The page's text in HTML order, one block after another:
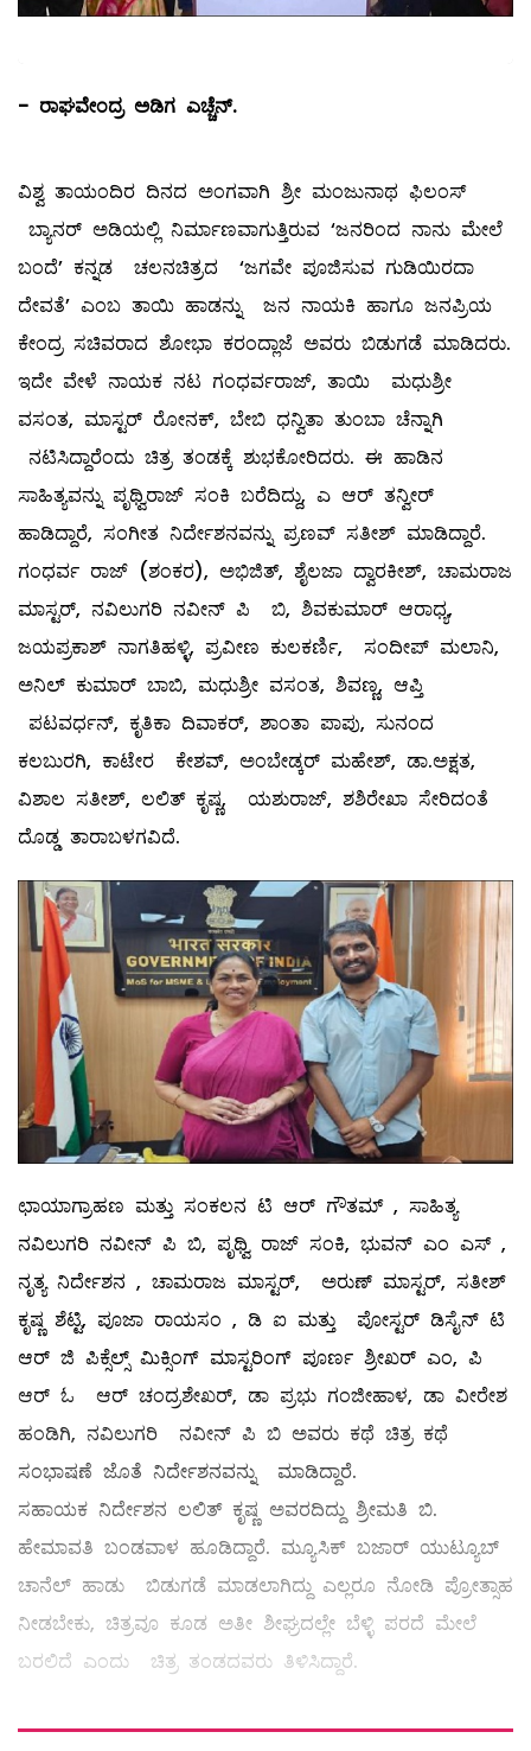
- ರಾಘವೇಂದ್ರ ಅಡಿಗ ಎಚ್ಚೆನ್.
ವಿಶ್ವ ತಾಯಂದಿರ ದಿನದ ಅಂಗವಾಗಿ ಶ್ರೀ ಮಂಜುನಾಥ ಫಿಲಂಸ್
ಬ್ಯಾನರ್ ಅಡಿಯಲ್ಲಿ ನಿರ್ಮಾಣವಾಗುತ್ತಿರುವ ‘ಜನರಿಂದ ನಾನು ಮೇಲೆ
ಬಂದೆ’ ಕನ್ನಡ ಚಲನಚಿತ್ರದ ‘ಜಗವೇ ಪೂಜಿಸುವ ಗುಡಿಯಿರದಾ
ದೇವತೆ’ ಎಂಬ ತಾಯಿ ಹಾಡನ್ನು ಜನ ನಾಯಕಿ ಹಾಗೂ ಜನಪ್ರಿಯ
ಕೇಂದ್ರ ಸಚಿವರಾದ ಶೋಭಾ ಕರಂದ್ಲಾಜೆ ಅವರು ಬಿಡುಗಡೆ ಮಾಡಿದರು.
ಇದೇ ವೇಳೆ ನಾಯಕ ನಟ ಗಂಧರ್ವರಾಜ್, ತಾಯಿ ಮಧುಶ್ರೀ
ವಸಂತ, ಮಾಸ್ಟರ್ ರೋನಕ್, ಬೇಬಿ ಧನ್ವಿತಾ ತುಂಬಾ ಚೆನ್ನಾಗಿ
ನಟಿಸಿದ್ದಾರೆಂದು ಚಿತ್ರ ತಂಡಕ್ಕೆ ಶುಭಕೋರಿದರು. ಈ ಹಾಡಿನ
ಸಾಹಿತ್ಯವನ್ನು ಪೃಥ್ವಿರಾಜ್ ಸಂಕಿ ಬರೆದಿದ್ದು, ಎ ಆರ್ ತನ್ವೀರ್
ಹಾಡಿದ್ದಾರೆ, ಸಂಗೀತ ನಿರ್ದೇಶನವನ್ನು ಪ್ರಣವ್ ಸತೀಶ್ ಮಾಡಿದ್ದಾರೆ.
ಗಂಧರ್ವ ರಾಜ್ (ಶಂಕರ), ಅಭಿಜಿತ್, ಶೈಲಜಾ ದ್ವಾರಕೀಶ್, ಚಾಮರಾಜ
ಮಾಸ್ಟರ್, ನವಿಲುಗರಿ ನವೀನ್ ಪಿ ಬಿ, ಶಿವಕುಮಾರ್ ಆರಾಧ್ಯ,
ಜಯಪ್ರಕಾಶ್ ನಾಗತಿಹಳ್ಳಿ, ಪ್ರವೀಣ ಕುಲಕರ್ಣಿ, ಸಂದೀಪ್ ಮಲಾನಿ,
ಅನಿಲ್ ಕುಮಾರ್ ಬಾಬಿ, ಮಧುಶ್ರೀ ವಸಂತ, ಶಿವಣ್ಣ, ಆಪ್ತಿ
ಪಟವರ್ಧನ್, ಕೃತಿಕಾ ದಿವಾಕರ್, ಶಾಂತಾ ಪಾಪು, ಸುನಂದ
ಕಲಬುರಗಿ, ಕಾಟೇರ ಕೇಶವ್, ಅಂಬೇಡ್ಕರ್ ಮಹೇಶ್, ಡಾ.ಅಕ್ಷತ,
ವಿಶಾಲ ಸತೀಶ್, ಲಲಿತ್ ಕೃಷ್ಣ, ಯಶುರಾಜ್, ಶಶಿರೇಖಾ ಸೇರಿದಂತೆ
ದೊಡ್ಡ ತಾರಾಬಳಗವಿದೆ.
ಛಾಯಾಗ್ರಾಹಣ ಮತ್ತು ಸಂಕಲನ ಟಿ ಆರ್ ಗೌತಮ್ , ಸಾಹಿತ್ಯ
ನವಿಲುಗರಿ ನವೀನ್ ಪಿ ಬಿ, ಪೃಥ್ವಿ ರಾಜ್ ಸಂಕಿ, ಭುವನ್ ಎಂ ಎಸ್ ,
ನೃತ್ಯ ನಿರ್ದೇಶನ , ಚಾಮರಾಜ ಮಾಸ್ಟರ್, ಅರುಣ್ ಮಾಸ್ಟರ್, ಸತೀಶ್
ಕೃಷ್ಣ ಶೆಟ್ಟಿ, ಪೂಜಾ ರಾಯಸಂ , ಡಿ ಐ ಮತ್ತು ಪೋಸ್ಟರ್ ಡಿಸೈನ್ ಟಿ
ಆರ್ ಜಿ ಪಿಕ್ಸೆಲ್ಸ್ ಮಿಕ್ಸಿಂಗ್ ಮಾಸ್ಟರಿಂಗ್ ಪೂರ್ಣ ಶ್ರೀಖರ್ ಎಂ, ಪಿ
ಆರ್ ಓ ಆರ್ ಚಂದ್ರಶೇಖರ್, ಡಾ ಪ್ರಭು ಗಂಜೀಹಾಳ, ಡಾ ವೀರೇಶ
ಹಂಡಿಗಿ, ನವಿಲುಗರಿ ನವೀನ್ ಪಿ ಬಿ ಅವರು ಕಥೆ ಚಿತ್ರ ಕಥೆ
ಸಂಭಾಷಣೆ ಜೊತೆ ನಿರ್ದೇಶನವನ್ನು ಮಾಡಿದ್ದಾರೆ.
ಸಹಾಯಕ ನಿರ್ದೇಶನ ಲಲಿತ್ ಕೃಷ್ಣ ಅವರದಿದ್ದು ಶ್ರೀಮತಿ ಬಿ.
ಹೇಮಾವತಿ ಬಂಡವಾಳ ಹೂಡಿದ್ದಾರೆ. ಮ್ಯೂಸಿಕ್ ಬಜಾರ್ ಯುಟ್ಯೂಬ್
ಚಾನೆಲ್ ಹಾಡು ಬಿಡುಗಡೆ ಮಾಡಲಾಗಿದ್ದು ಎಲ್ಲರೂ ನೋಡಿ ಪ್ರೋತ್ಸಾಹ
ನೀಡಬೇಕು, ಚಿತ್ರವೂ ಕೂಡ ಅತೀ ಶೀಘ್ರದಲ್ಲೇ ಬೆಳ್ಳಿ ಪರದೆ ಮೇಲೆ
ಬರಲಿದೆ ಎಂದು ಚಿತ್ರ ತಂಡದವರು ತಿಳಿಸಿದ್ದಾರೆ.